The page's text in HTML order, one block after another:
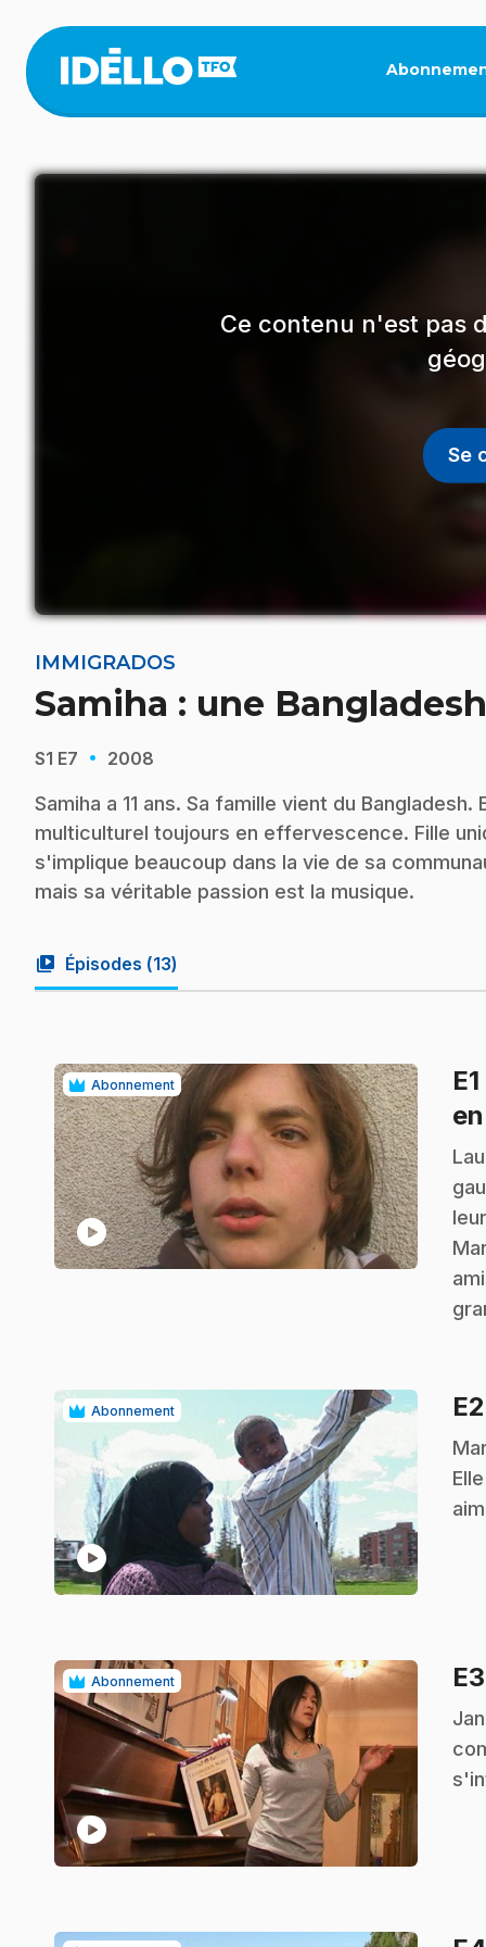
contenu
principal
Ce contenu n'est pas
Se
IMMIGRADOS
Samiha : une
S1 E7 · 2008
Samiha a 11 ans. Sa famille vient du
multiculturel toujours en effervescence. Fille
s'implique beaucoup dans la vie de sa
mais sa véritable passion est la musique.
video_library Épisodes (13)
Abonnement
play_circle
E1
.
Abonnement
play_circle
E2
.
Abonnement
play_circle
E3
.